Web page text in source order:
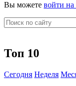
Вы можете войти на
Топ 10
Сегодня Неделя